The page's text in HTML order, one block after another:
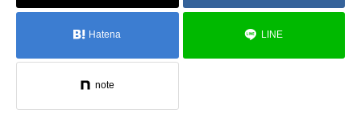
Hatena LINE
note